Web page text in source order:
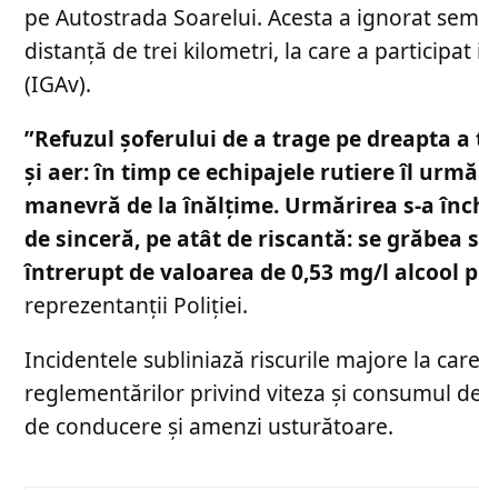
pe Autostrada Soarelui. Acesta a ignorat
distanță de trei kilometri, la care a
(IGAv).
”Refuzul șoferului de a trage pe dreapta
și aer: în timp ce echipajele rutiere îl
manevră de la înălțime. ​Urmărirea s-a
de sinceră, pe atât de riscantă: se grăbea
întrerupt de valoarea de 0,53 mg/l alcool
reprezentanții Poliției.
Incidentele subliniază riscurile majore la
reglementărilor privind viteza și consumul
de conducere și amenzi usturătoare.